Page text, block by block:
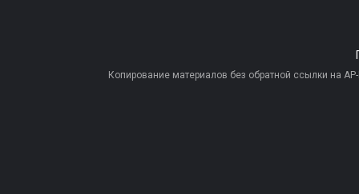
Копирование материалов без обратной ссылки на